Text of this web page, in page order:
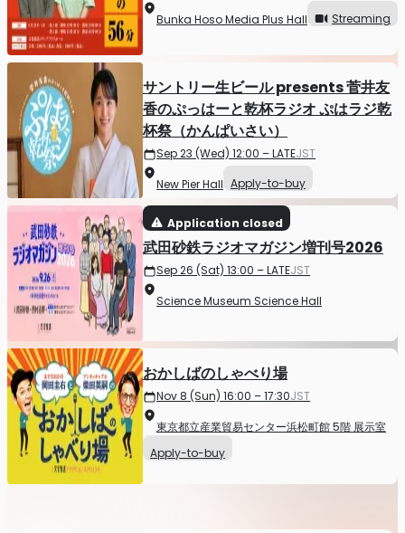
Bunka Hoso Media Plus Hall
Streaming
サントリー生ビール presents 菅井友
香のぷっはーと乾杯ラジオ ぷはラジ乾
杯祭（かんぱいさい）
Sep 23 (Wed) 12:00 – LATEJST
New Pier Hall Apply-to-buy
Application closed
武田砂鉄ラジオマガジン増刊号2026
Sep 26 (Sat) 13:00 – LATEJST
Science Museum Science Hall
おかしばのしゃべり場
Nov 8 (Sun) 16:00 – 17:30JST
東京都立産業貿易センター浜松町館 5階 展示室
Apply-to-buy